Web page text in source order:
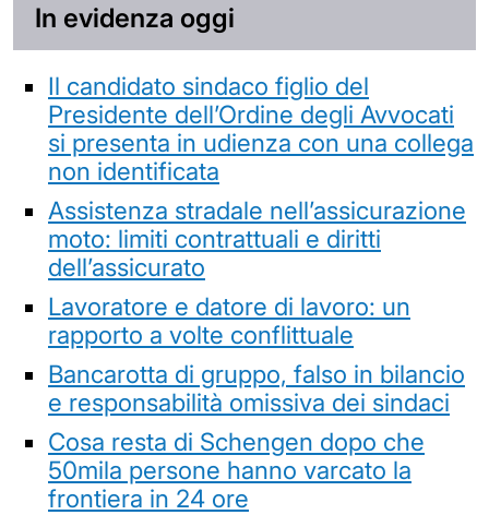
In evidenza oggi
Il candidato sindaco figlio del
Presidente dell’Ordine degli Avvocati
si presenta in udienza con una collega
non identificata
Assistenza stradale nell’assicurazione
moto: limiti contrattuali e diritti
dell’assicurato
Lavoratore e datore di lavoro: un
rapporto a volte conflittuale
Bancarotta di gruppo, falso in bilancio
e responsabilità omissiva dei sindaci
Cosa resta di Schengen dopo che
50mila persone hanno varcato la
frontiera in 24 ore